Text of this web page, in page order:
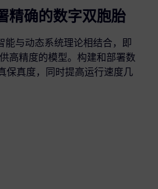
精确的数字双胞胎
能与动态系统理论相结合，即
高精度的模型。构建和部署数
保真度，同时提高运行速度几